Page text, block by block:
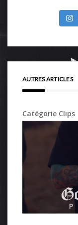
AUTRES ARTICLES
Catégorie Clips